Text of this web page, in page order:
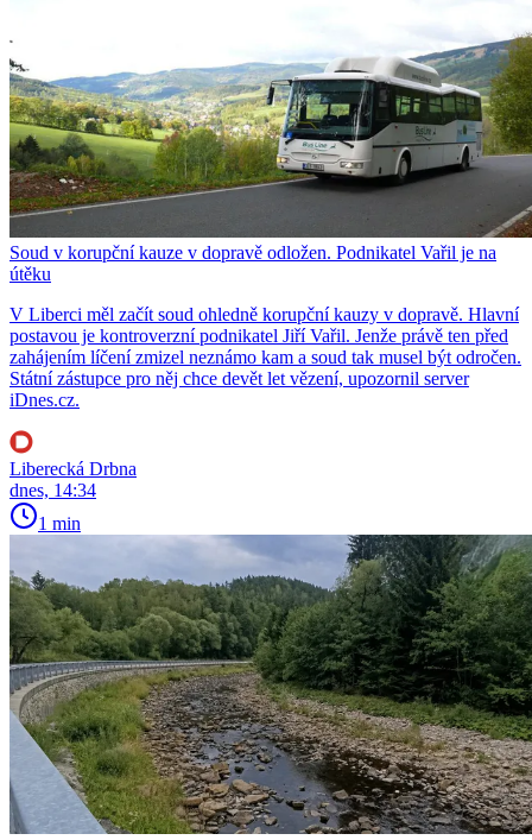
Soud v korupční kauze v dopravě odložen. Podnikatel Vařil je na
útěku
V Liberci měl začít soud ohledně korupční kauzy v dopravě. Hlavní
postavou je kontroverzní podnikatel Jiří Vařil. Jenže právě ten před
zahájením líčení zmizel neznámo kam a soud tak musel být odročen.
Státní zástupce pro něj chce devět let vězení, upozornil server
iDnes.cz.
Liberecká Drbna
dnes, 14:34
1 min